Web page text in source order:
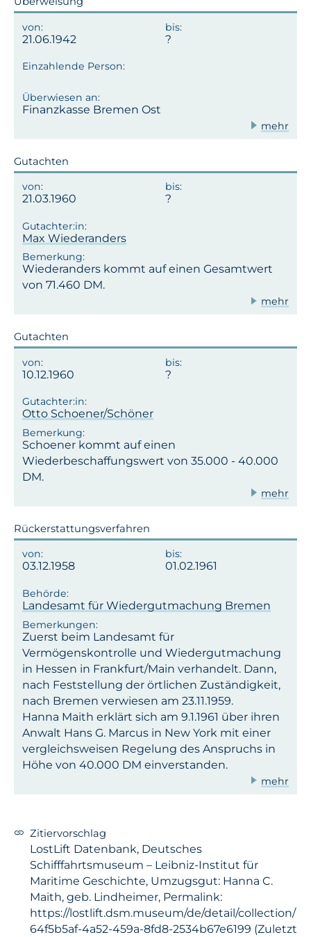
21.06.1942
Finanzkasse Bremen Ost
mehr
Gutachten
21.03.1960
Max Wiederanders
Wiederanders kommt auf einen Gesamtwert
von 71.460 DM.
mehr
Gutachten
10.12.1960
Otto Schoener/Schöner
Schoener kommt auf einen
Wiederbeschaffungswert von 35.000 - 40.000
DM.
mehr
Rückerstattungsverfahren
03.12.1958 01.02.1961
Landesamt für Wiedergutmachung Bremen
Zuerst beim Landesamt für
Vermögenskontrolle und Wiedergutmachung
in Hessen in Frankfurt/Main verhandelt. Dann,
nach Feststellung der örtlichen Zuständigkeit,
nach Bremen verwiesen am 23.11.1959.
Hanna Maith erklärt sich am 9.1.1961 über ihren
Anwalt Hans G. Marcus in New York mit einer
vergleichsweisen Regelung des Anspruchs in
Höhe von 40.000 DM einverstanden.
mehr
Zitiervorschlag
LostLift Datenbank, Deutsches
Schifffahrtsmuseum – Leibniz-Institut für
Maritime Geschichte, Umzugsgut: Hanna C.
Maith, geb. Lindheimer, Permalink:
https://lostlift.dsm.museum/de/detail/collection/
64f5b5af-4a52-459a-8fd8-2534b67e6199 (Zuletzt